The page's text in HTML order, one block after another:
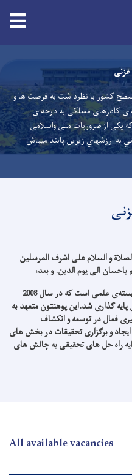
کشور با نظرداشت به فرصت ها و
ی کادرهای مسلکی به درجه ی
یکی از ضروریات ملی واسلامی
ارزشهاي زيرين پابند ميباش
و السلام علی اشرف المرسلین
الی یوم الدین. و بعد،
پوهنتون غزنی یکی از نهادهای معتبر و شایسته‌ی علمی است که در سال 2008
گذاری شد.این پوهنتون متعهد به
فعال در توسعه و انکشاف
و برگزاری تحقیقات در بخش های
راه حل های تحقیقی به چالش های
All available vacancies